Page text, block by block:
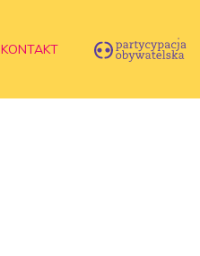
KONTAKT